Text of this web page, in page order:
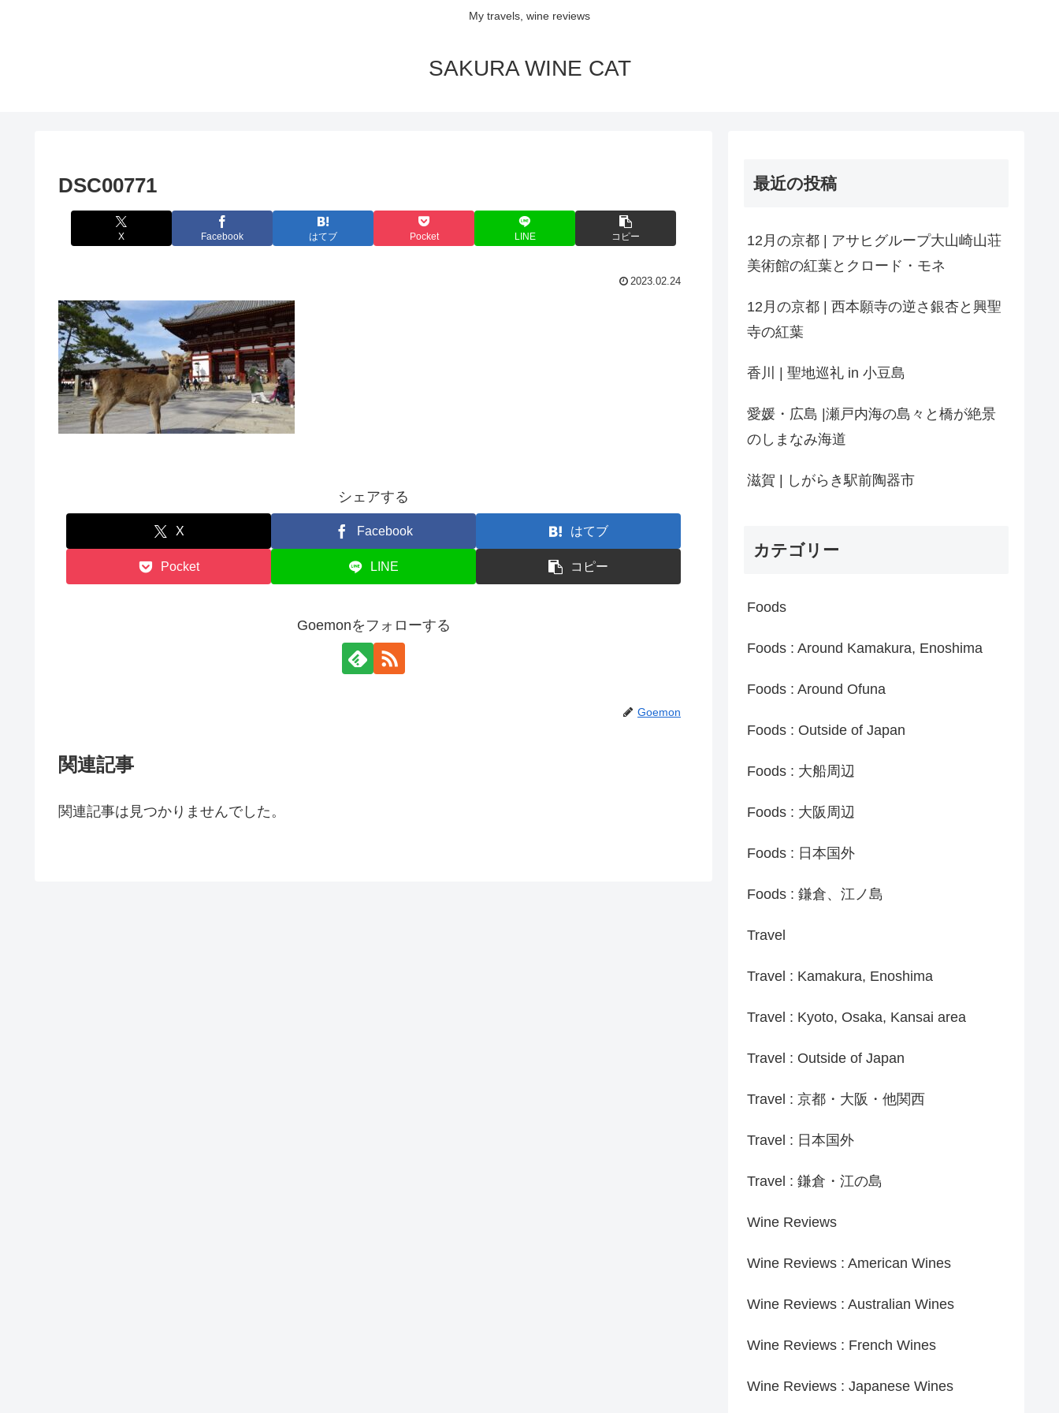
My travels, wine reviews
SAKURA WINE CAT
DSC00771
X Facebook はてブ Pocket LINE コピー
2023.02.24
シェアする
X Facebook はてブ
Pocket LINE コピー
Goemonをフォローする
Goemon
関連記事
関連記事は見つかりませんでした。
最近の投稿
12月の京都 | アサヒグループ大山崎山荘
美術館の紅葉とクロード・モネ
12月の京都 | 西本願寺の逆さ銀杏と興聖
寺の紅葉
香川 | 聖地巡礼 in 小豆島
愛媛・広島 |瀬戸内海の島々と橋が絶景
のしまなみ海道
滋賀 | しがらき駅前陶器市
カテゴリー
Foods
Foods : Around Kamakura, Enoshima
Foods : Around Ofuna
Foods : Outside of Japan
Foods : 大船周辺
Foods : 大阪周辺
Foods : 日本国外
Foods : 鎌倉、江ノ島
Travel
Travel : Kamakura, Enoshima
Travel : Kyoto, Osaka, Kansai area
Travel : Outside of Japan
Travel : 京都・大阪・他関西
Travel : 日本国外
Travel : 鎌倉・江の島
Wine Reviews
Wine Reviews : American Wines
Wine Reviews : Australian Wines
Wine Reviews : French Wines
Wine Reviews : Japanese Wines